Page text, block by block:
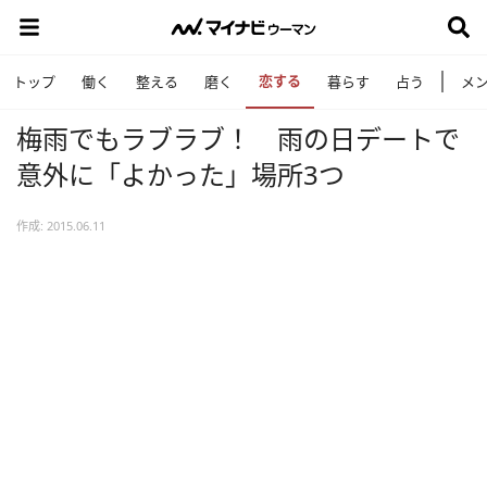
トップ 働く 整える 磨く 恋する 暮らす 占う メ
梅雨でもラブラブ！ 雨の日デートで
意外に「よかった」場所3つ
作成: 2015.06.11